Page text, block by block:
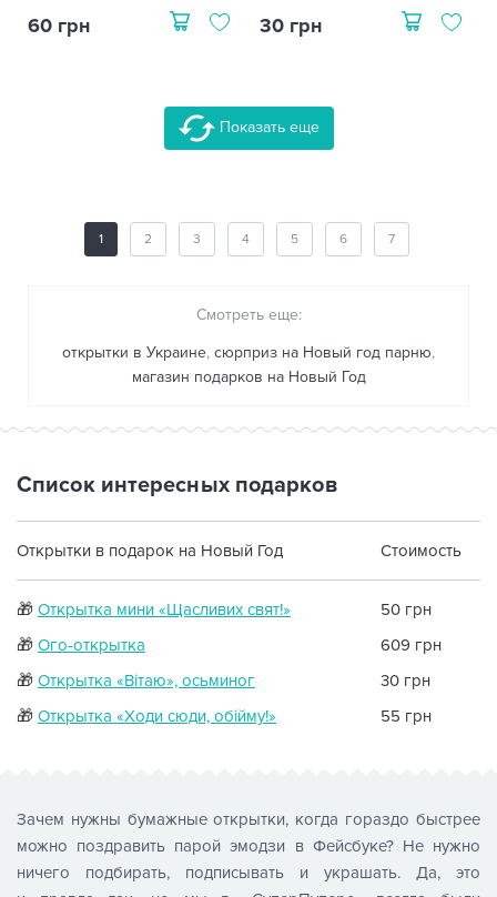
60 грн 30 грн
Показать еще
1 2 3 4 5 6 7
Смотреть еще:
открытки в Украине, сюрприз на Новый год парню,
магазин подарков на Новый Год
Список интересных подарков
Открытки в подарок на Новый Год Стоимость
🎁 Открытка мини «Щасливих свят!»
50 грн
🎁 Ого-открытка
609 грн
🎁 Открытка «Вітаю», осьминог
30 грн
🎁 Открытка «Ходи сюди, обійму!» 55 грн
Зачем нужны бумажные открытки, когда гораздо быстрее
можно поздравить парой эмодзи в Фейсбуке? Не нужно
ничего подбирать, подписывать и украшать. Да, это